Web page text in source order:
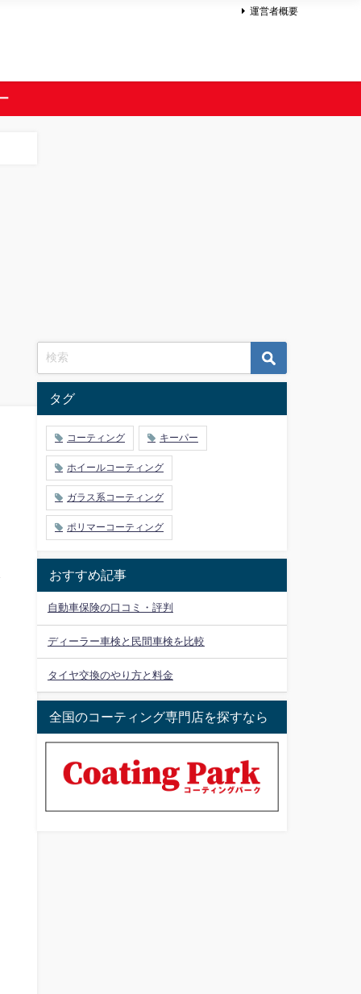
運営者概要
タグ
コーティング キーパー
ホイールコーティング
ガラス系コーティング
ポリマーコーティング
おすすめ記事
自動車保険の口コミ・評判
ディーラー車検と民間車検を比較
タイヤ交換のやり方と料金
全国のコーティング専門店を探すなら